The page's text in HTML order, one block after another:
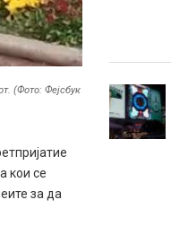
(Фото: Фејсбук
кои се
за да